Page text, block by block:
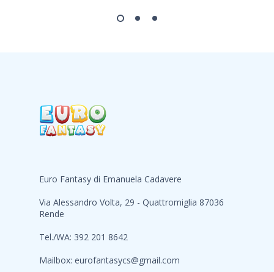
Euro Fantasy di Emanuela Cadavere
Via Alessandro Volta, 29 - Quattromiglia 87036
Rende
Tel./WA: 392 201 8642
Mailbox: eurofantasycs@gmail.com